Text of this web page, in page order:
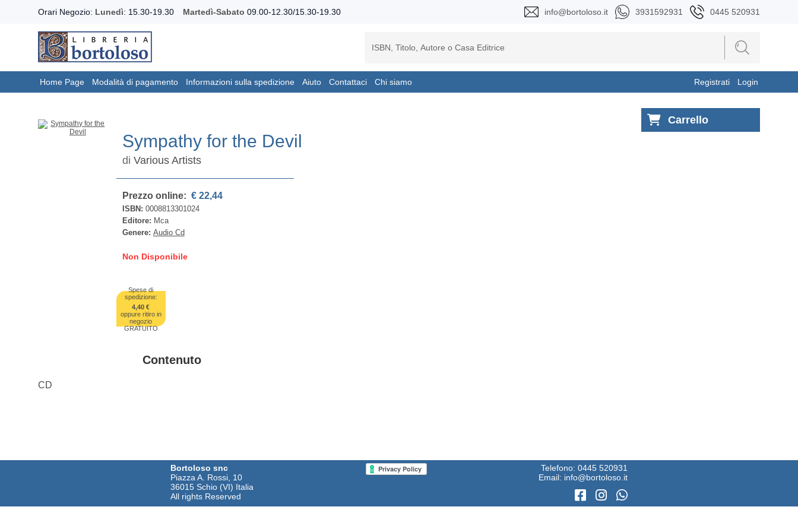
Orari Negozio: Lunedì: 15.30-19.30 Martedì-Sabato 09.00-12.30/15.30-19.30 info@bortoloso.it 3931592931 0445 520931
Home Page Modalità di pagamento Informazioni sulla spedizione Aiuto Contattaci Chi siamo Registrati Login
Sympathy for the Devil
di Various Artists
Prezzo online: € 22,44
ISBN: 0008813301024
Editore: Mca
Genere: Audio Cd
Non Disponibile
Spese di
spedizione:
4,40 €
oppure ritiro in
negozio
GRATUITO
Contenuto
CD
Carrello
Bortoloso snc
Piazza A. Rossi, 10
36015 Schio (VI) Italia
All rights Reserved
Telefono: 0445 520931
Email: info@bortoloso.it